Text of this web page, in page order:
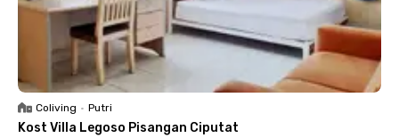
Coliving • Putri
Kost Villa Legoso Pisangan Ciputat